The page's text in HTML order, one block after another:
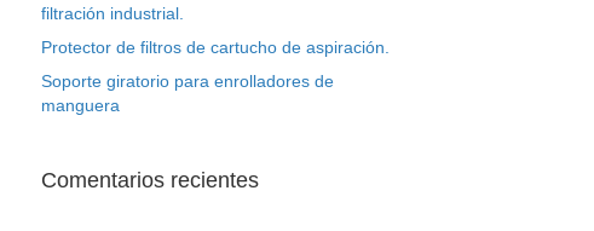
filtración industrial.
Protector de filtros de cartucho de aspiración.
Soporte giratorio para enrolladores de
manguera
Comentarios recientes